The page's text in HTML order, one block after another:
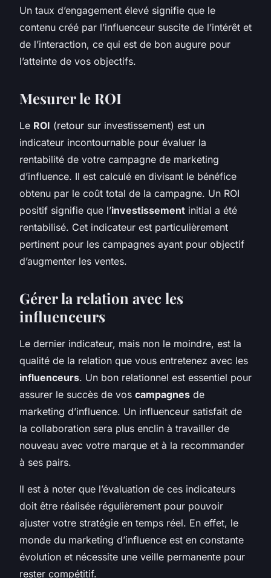
Un taux d’engagement élevé signifie que le
contenu créé par l’influenceur suscite de l’intérêt et
de l’interaction, ce qui est de bon augure pour
l’atteinte de vos objectifs.
Mesurer le ROI
Le ROI (retour sur investissement) est un
indicateur incontournable pour évaluer la
rentabilité de votre campagne de marketing
d’influence. Il est calculé en divisant le bénéfice
obtenu par le coût total de la campagne. Un ROI
positif signifie que l’investissement initial a été
rentabilisé. Cet indicateur est particulièrement
pertinent pour les campagnes ayant pour objectif
d’augmenter les ventes.
Gérer la relation avec les
influenceurs
Le dernier indicateur, mais non le moindre, est la
qualité de la relation que vous entretenez avec les
influenceurs. Un bon relationnel est essentiel pour
assurer le succès de vos campagnes de
marketing d’influence. Un influenceur satisfait de
la collaboration sera plus enclin à travailler de
nouveau avec votre marque et à la recommander
à ses pairs.
Il est à noter que l’évaluation de ces indicateurs
doit être réalisée régulièrement pour pouvoir
ajuster votre stratégie en temps réel. En effet, le
monde du marketing d’influence est en constante
évolution et nécessite une veille permanente pour
rester compétitif.